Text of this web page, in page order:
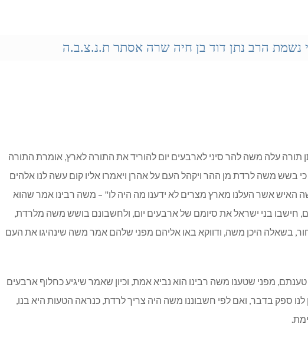
נשמת הרב נתן דוד בן חיה שרה אסתר ת.נ.צ.ב.ה
תורה עלה משה להר סיני לארבעים יום להוריד את התורה לארץ, אומרת התורה
בשש משה לרדת מן ההר ויקהל העם על אהרן ויאמרו אליו קום עשה לנו אלהים
האיש אשר העלנו מארץ מצרים לא ידענו מה היה לו" – משה רבינו אמר שהוא
חישבו בני ישראל את סיומם של ארבעים יום, ולחשבונם בושש משה מלרדת,
בשאלה היכן משה, ודווקא באו אליהם מפני שלהם אמר משה שינהיגו את העם
מפני שטענו משה רבינו הוא נביא אמת, וכיון שאמר שיגיע כחלוף ארבעים
לנו ספק בדבר, ואם לפי חשבוננו משה היה צריך לרדת, כנראה הטעות היא בנו,